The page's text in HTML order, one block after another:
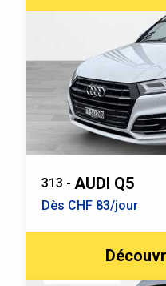
313 - AUDI Q5
Dès CHF 83/jour